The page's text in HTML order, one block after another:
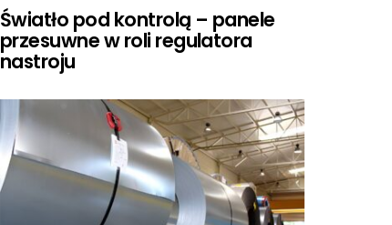
Światło pod kontrolą – panele
przesuwne w roli regulatora
nastroju